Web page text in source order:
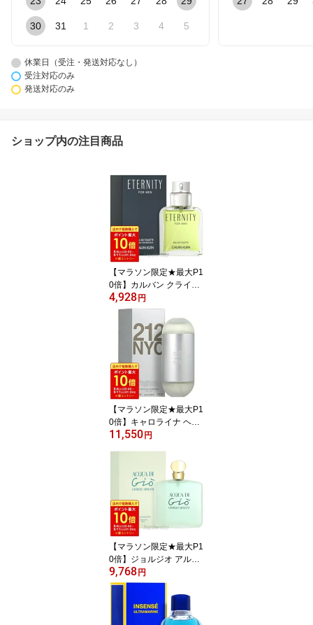
30 31 1 2 3 4 5
休業日（受注・発送対応なし）
受注対応のみ
発送対応のみ
ショップ内の注目商品
【マラソン限定★最大P1
0倍】カルバン クライン
CALVIN KLEIN CK エタ
ニティ フォーメン 100ml
EDT SP fs 【香水 メン
ズ】【即納】
4,928円
【マラソン限定★最大P1
0倍】キャロライナ ヘレ
ラ CAROLINA HERRER
【香水 レディース】【即
11,550円
【マラソン限定★最大P1
0倍】ジョルジオ アルマ
ーニ GIORGIO ARMANI
アクア ディ ジオ 100ml
EDT SP fs 【香水 レディ
ース】【即納】
9,768円